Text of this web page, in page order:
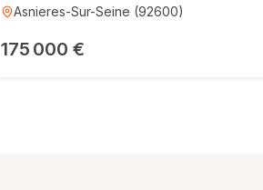
Asnieres-Sur-Seine (92600)
175 000 €